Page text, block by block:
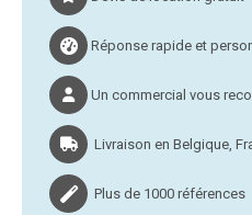
Réponse rapide et
Un commercial vous
Livraison en Belgique,
Plus de 1000 références